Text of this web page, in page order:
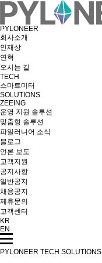
PYLONEER
회사소개
인재상
연혁
오시는 길
TECH
스마트미터
SOLUTIONS
ZEEING
운영 지원 솔루션
맞춤형 솔루션
파일러니어 소식
블로그
언론 보도
고객지원
공지사항
일반공지
채용공지
제휴문의
고객센터
KR
EN
PYLONEER TECH SOLUTIONS